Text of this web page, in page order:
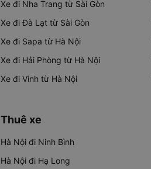
Xe đi Nha Trang từ Sài Gòn
Xe đi Đà Lạt từ Sài Gòn
Xe đi Sapa từ Hà Nội
Xe đi Hải Phòng từ Hà Nội
Xe đi Vinh từ Hà Nội
Thuê xe
Hà Nội đi Ninh Bình
Hà Nội đi Hạ Long